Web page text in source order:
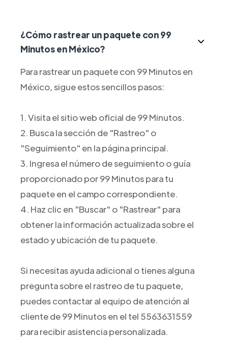
¿Cómo rastrear un paquete con 99
Minutos en México?
Para rastrear un paquete con 99 Minutos en
México, sigue estos sencillos pasos:
1. Visita el sitio web oficial de 99 Minutos.
2. Busca la sección de "Rastreo" o
"Seguimiento" en la página principal.
3. Ingresa el número de seguimiento o guía
proporcionado por 99 Minutos para tu
paquete en el campo correspondiente.
4. Haz clic en "Buscar" o "Rastrear" para
obtener la información actualizada sobre el
estado y ubicación de tu paquete.
Si necesitas ayuda adicional o tienes alguna
pregunta sobre el rastreo de tu paquete,
puedes contactar al equipo de atención al
cliente de 99 Minutos en el tel 5563631559
para recibir asistencia personalizada.